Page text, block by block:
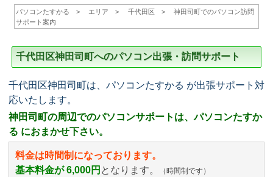
パソコンたすかる エリア 千代田区
神田司町でのパソコン訪問
サポート案内
千代田区神田司町へのパソコン出張・訪問サポート
千代田区神田司町は、パソコンたすかる が出張サポート対
応いたします。
神田司町の周辺でのパソコンサポートは、パソコンたすか
る におまかせ下さい。
料金は時間制になっております。
基本料金が 6,000円 となります。 （時間制です）